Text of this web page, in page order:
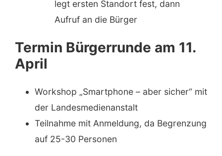
legt ersten Standort fest, dann
Aufruf an die Bürger
Termin Bürgerrunde am 11.
April
Workshop „Smartphone – aber sicher“ mit
der Landesmedienanstalt
Teilnahme mit Anmeldung, da Begrenzung
auf 25-30 Personen